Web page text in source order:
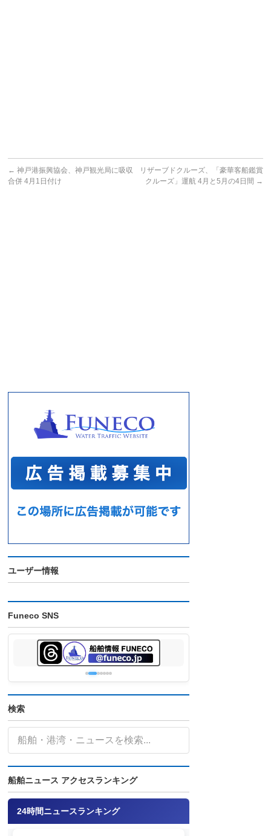
← 神戸港振興協会、神戸観光局に吸収
合併 4月1日付け
リザーブドクルーズ、「豪華客船鑑賞
クルーズ」運航 4月と5月の4日間 →
ユーザー情報
Funeco SNS
検索
船舶ニュース アクセスランキング
24時間ニュースランキング